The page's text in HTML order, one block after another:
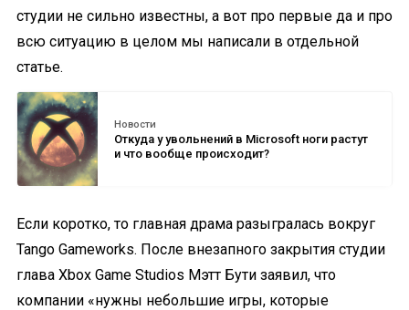
студии не сильно известны, а вот про первые да и про
всю ситуацию в целом мы написали в отдельной
статье.
Новости
Откуда у увольнений в Microsoft ноги растут
и что вообще происходит?
Если коротко, то главная драма разыгралась вокруг
Tango Gameworks. После внезапного закрытия студии
глава Xbox Game Studios Мэтт Бути заявил, что
компании «нужны небольшие игры, которые